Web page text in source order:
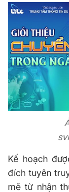
Kế hoạch
đích tuyên
mẽ từ nhận